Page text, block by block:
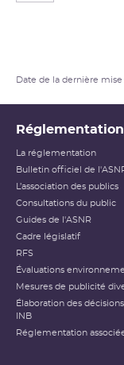
Date de la dernière
Réglementation
La réglementation
Bulletin officiel de
L’association des publics
Consultations du public
Guides de l'ASNR
Cadre législatif
RFS
Évaluations
Mesures de publicité
Élaboration des
INB
Réglementation